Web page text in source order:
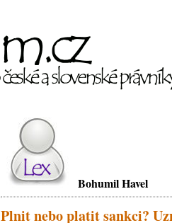
Bohumil Havel
Plnit nebo platit sankci?